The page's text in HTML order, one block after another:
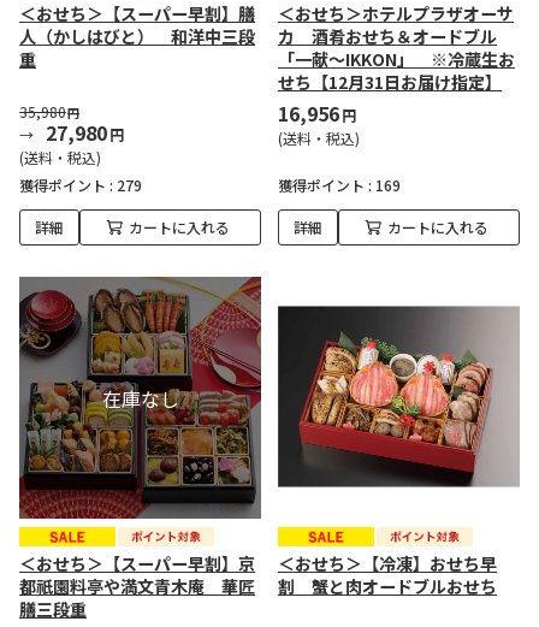
＜おせち＞【スーパー早割】膳
人（かしはびと） 和洋中三段
重
35,980円
27,980円
(送料・税込)
獲得ポイント : 279
詳細 カートに入れる
＜おせち＞ホテルプラザオーサ
カ 酒肴おせち＆オードブル
「一献～IKKON」 ※冷蔵生お
せち【12月31日お届け指定】
16,956円
(送料・税込)
獲得ポイント : 169
詳細 カートに入れる
＜おせち＞【スーパー早割】京
都祇園料亭や満文青木庵 華匠
膳三段重
＜おせち＞【冷凍】おせち早
割 蟹と肉オードブルおせち